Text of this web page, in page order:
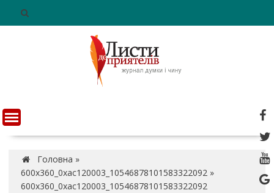
n
t
Головна »
600x360_0xac120003_10546878101583322092 »
600x360_0xac120003_10546878101583322092